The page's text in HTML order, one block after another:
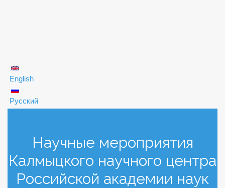
English
Русский
Научные мероприятия
Калмыцкого научного центра
Российской академии наук